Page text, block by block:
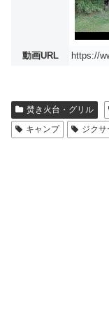
動画URL https://
焚き火台・グリル
キャンプ
ジクサ